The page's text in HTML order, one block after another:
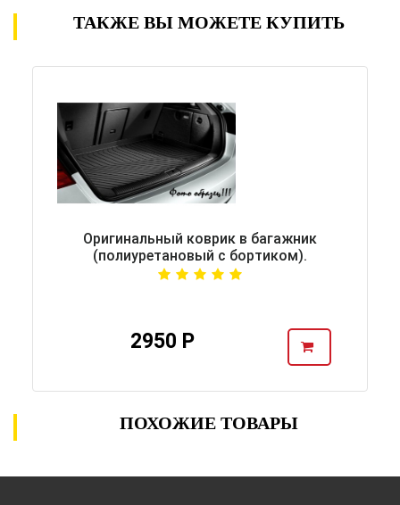
ТАКЖЕ ВЫ МОЖЕТЕ КУПИТЬ
Оригинальный коврик в багажник
(полиуретановый с бортиком).
2950 Р
ПОХОЖИЕ ТОВАРЫ